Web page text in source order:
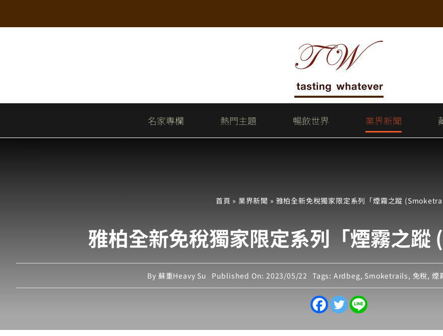
to
名家專欄 熱門主題 暢飲世界 業界新聞
首頁 » 業界新聞 » 雅柏全新免稅獨家限定系列「煙霧之蹤
雅柏全新免稅獨家限定系列「煙霧之蹤
By 蘇重Heavy Su Published On: 2023/05/22 Tags: Ardbeg, Smoketrails, 免稅, 煙